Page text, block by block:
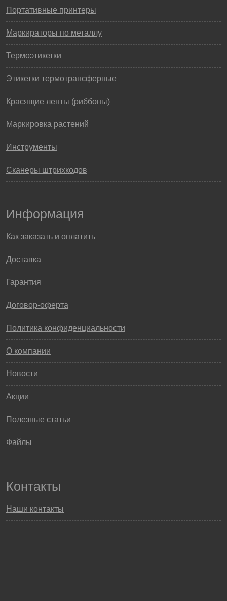
Портативные принтеры
Маркираторы по металлу
Термоэтикетки
Этикетки термотрансферные
Красящие ленты (риббоны)
Маркировка растений
Инструменты
Сканеры штрихкодов
Информация
Как заказать и оплатить
Доставка
Гарантия
Договор-оферта
Политика конфиденциальности
О компании
Новости
Акции
Полезные статьи
Файлы
Контакты
Наши контакты